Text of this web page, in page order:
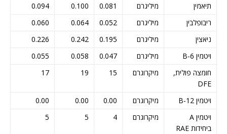
תיאמין
מיליגרם 0.081
0.100
0.094
ריבופלבין
מיליגרם 0.052
0.064
0.060
ניאצין
מיליגרם 0.195
0.242
0.226
ויטמין B-6
מיליגרם 0.047
0.058
0.055
חומצה פולית,
DFE
מיקרוגרם 15
19
17
ויטמין B-12 מיקרוגרם 0.00
0.00
0.00
ויטמין A
ביחידות RAE
מיקרוגרם 4
5
5